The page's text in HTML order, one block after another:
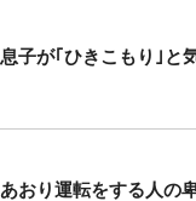
息子が｢ひきこもり｣と
あおり運転をする人の